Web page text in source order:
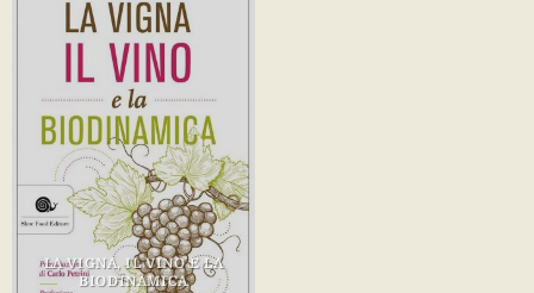
LA VIGNA, IL VINO E LA
BIODINAMICA